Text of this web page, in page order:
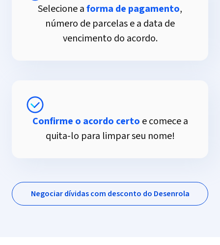
Selecione aforma de pagamento,
número de parcelas e a data de
vencimento do acordo.
Confirme o acordo certo e comece a
quita-lo para limpar seu nome!
Negociar dívidas com desconto do Desenrola